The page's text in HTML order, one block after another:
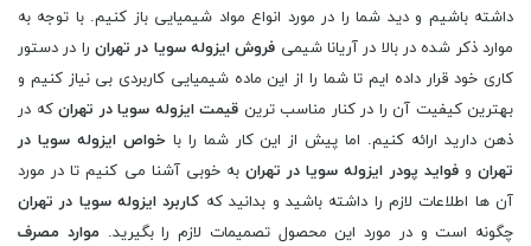
داشته باشیم و دید شما را در مورد انواع مواد شیمیایی باز کنیم. با توجه به
موارد ذکر شده در بالا در آریانا شیمی فروش ایزوله سویا در تهران را در دستور
کاری خود قرار داده ایم تا شما را از این ماده شیمیایی کاربردی بی نیاز کنیم و
بهترین کیفیت آن را در کنار مناسب ترین قیمت ایزوله سویا در تهرانکه در
ذهن دارید ارائه کنیم. اما پیش از این کار شما را با خواص ایزوله سویا در
تهرانوفواید پودر ایزوله سویا در تهرانبه خوبی آشنا می کنیم تا در مورد
آن ها اطلاعات لازم را داشته باشید و بدانید که کاربرد ایزوله سویا در تهران
چگونه است و در مورد این محصول تصمیمات لازم را بگیرید. موارد مصرف